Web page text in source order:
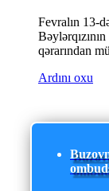
Fevralın 13-
qərarından
Ardını oxu